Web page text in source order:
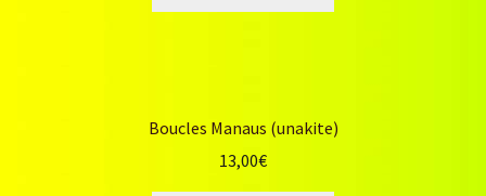
Boucles Manaus (unakite)
13,00€